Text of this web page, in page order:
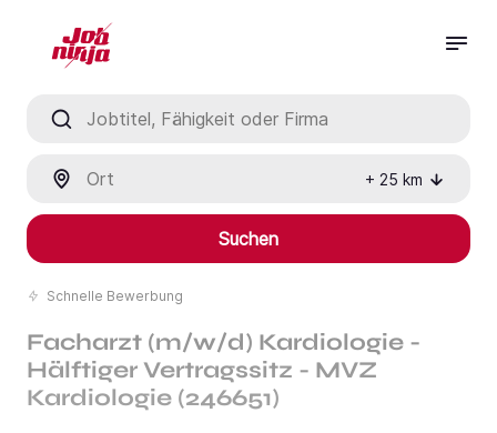
+ 25 km
Suchen
Schnelle Bewerbung
Facharzt (m/w/d) Kardiologie -
Hälftiger Vertragssitz - MVZ
Kardiologie (246651)